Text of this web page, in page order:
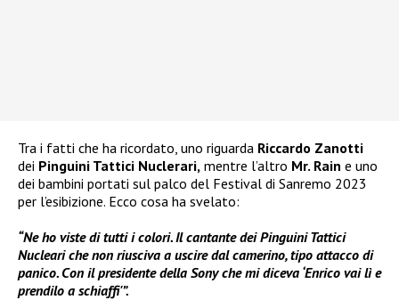
Tra i fatti che ha ricordato, uno riguarda Riccardo Zanotti
dei Pinguini Tattici Nuclerari, mentre l’altro Mr. Rain e uno
dei bambini portati sul palco del Festival di Sanremo 2023
per l’esibizione. Ecco cosa ha svelato:
“Ne ho viste di tutti i colori. Il cantante dei Pinguini Tattici
Nucleari che non riusciva a uscire dal camerino, tipo attacco di
panico. Con il presidente della Sony che mi diceva ‘Enrico vai lì e
prendilo a schiaffi'”.